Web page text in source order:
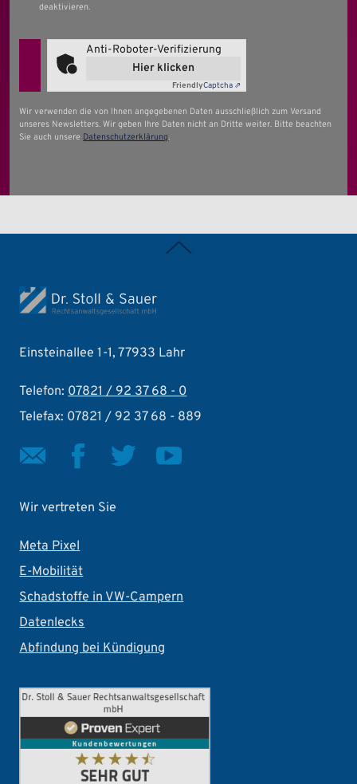
deaktivieren.
Anti-Roboter-Verifizierung
Hier klicken
FriendlyCaptcha ⇗
Wir verwenden die von Ihnen angegebenen Daten ausschließlich zum Versand
unseres Newsletters. Wir geben Ihre Daten nicht an Dritte weiter. Bitte beachten
Sie auch unsere Datenschutzerklärung.
Zurück nach oben
Einsteinallee 1-1, 77933 Lahr
Telefon:07821 / 92 37 68 - 0
Telefax: 07821 / 92 37 68 - 889
Wir vertreten Sie
Meta Pixel
E-Mobilität
Schadstoffe in VW-Campern
Datenlecks
Abfindung bei Kündigung